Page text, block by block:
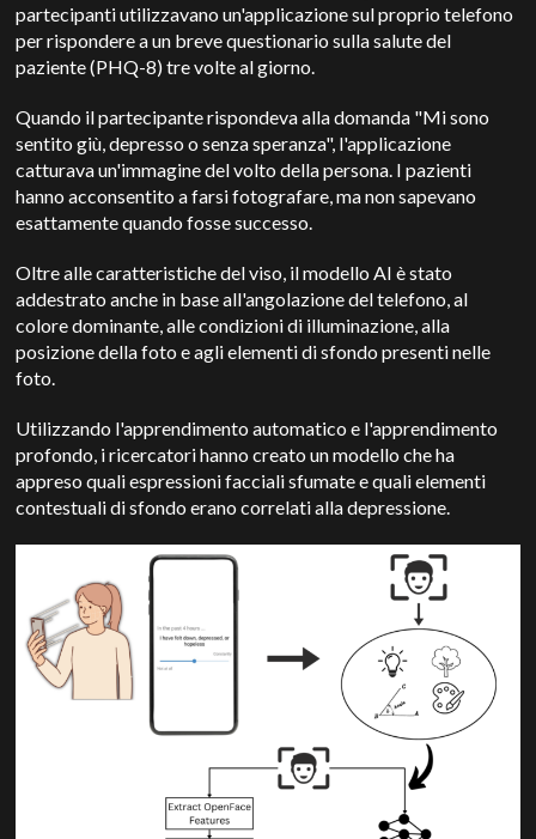
partecipanti utilizzavano un'applicazione sul proprio telefono
per rispondere a un breve questionario sulla salute del
paziente (PHQ-8) tre volte al giorno.
Quando il partecipante rispondeva alla domanda "Mi sono
sentito giù, depresso o senza speranza", l'applicazione
catturava un'immagine del volto della persona. I pazienti
hanno acconsentito a farsi fotografare, ma non sapevano
esattamente quando fosse successo.
Oltre alle caratteristiche del viso, il modello AI è stato
addestrato anche in base all'angolazione del telefono, al
colore dominante, alle condizioni di illuminazione, alla
posizione della foto e agli elementi di sfondo presenti nelle
foto.
Utilizzando l'apprendimento automatico e l'apprendimento
profondo, i ricercatori hanno creato un modello che ha
appreso quali espressioni facciali sfumate e quali elementi
contestuali di sfondo erano correlati alla depressione.